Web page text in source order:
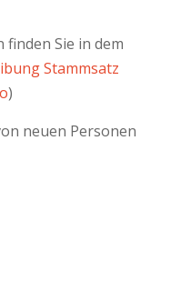
finden Sie in dem
Stammsatz
)
neuen Personen